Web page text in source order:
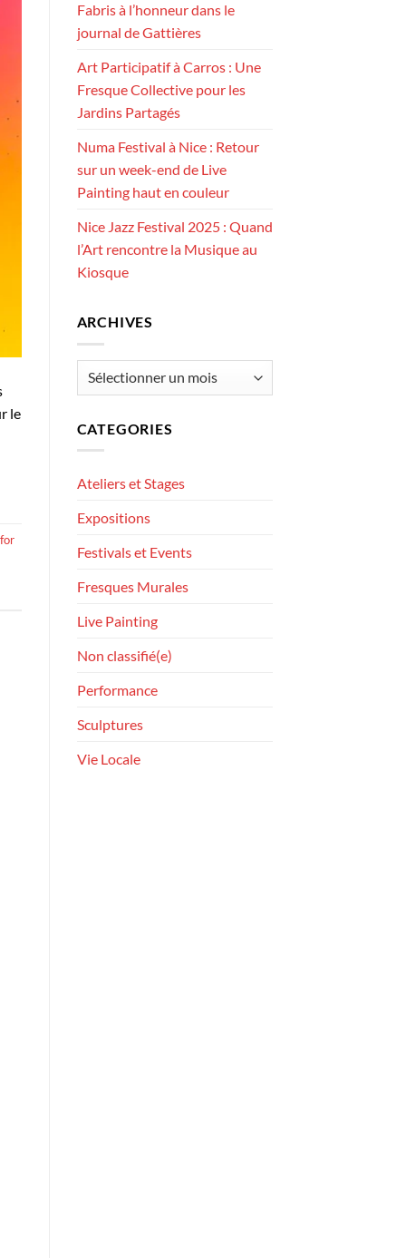
le
Fabris à l’honneur dans le
journal de Gattières
Art Participatif à Carros : Une
Fresque Collective pour les
Jardins Partagés
Numa Festival à Nice : Retour
sur un week-end de Live
Painting haut en couleur
Nice Jazz Festival 2025 : Quand
l’Art rencontre la Musique au
Kiosque
ARCHIVES
Archives
CATEGORIES
Ateliers et Stages
Expositions
Festivals et Events
Fresques Murales
Live Painting
Non classifié(e)
Performance
Sculptures
Vie Locale